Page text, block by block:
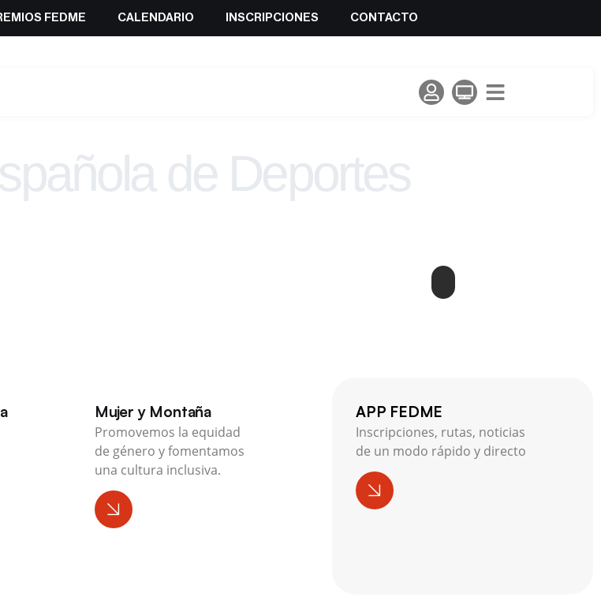
FEDME CALENDARIO INSCRIPCIONES CONTACTO
de Deportes
Mujer y Montaña
Promovemos la equidad
de género y fomentamos
una cultura inclusiva.
APP FEDME
Inscripciones, rutas, noticias
de un modo rápido y directo